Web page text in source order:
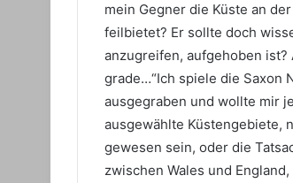
mein Gegner die Küste an
feilbietet? Er sollte doch
anzugreifen, aufgehoben
grade…“Ich spiele die Saxon
ausgegraben und wollte mir
ausgewählte Küstengebiete,
gewesen sein, oder die
zwischen Wales und